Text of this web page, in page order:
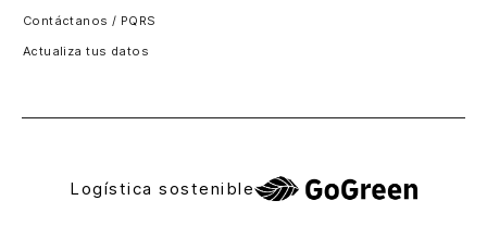
Contáctanos / PQRS
Actualiza tus datos
Logística sostenible